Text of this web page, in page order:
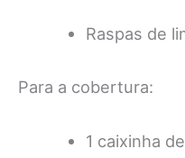
Raspas de
Para a cobertura:
1 caixinha